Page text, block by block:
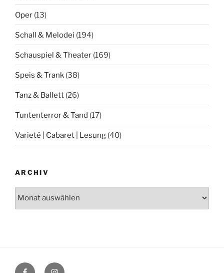
Oper (13)
Schall & Melodei (194)
Schauspiel & Theater (169)
Speis & Trank (38)
Tanz & Ballett (26)
Tuntenterror & Tand (17)
Varieté | Cabaret | Lesung (40)
ARCHIV
FacebookInstagram